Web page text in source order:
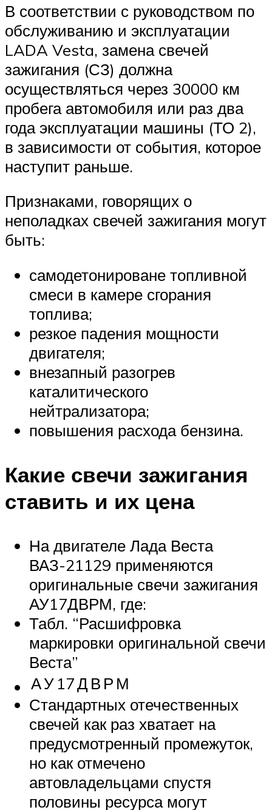
В соответствии с руководством по
обслуживанию и эксплуатации
LADA Vesta, замена свечей
зажигания (СЗ) должна
осуществляться через 30000 км
пробега автомобиля или раз два
года эксплуатации машины (ТО 2),
в зависимости от события, которое
наступит раньше.
Признаками, говорящих о
неполадках свечей зажигания могут
быть:
самодетонироване топливной
смеси в камере сгорания
топлива;
резкое падения мощности
двигателя;
внезапный разогрев
каталитического
нейтрализатора;
повышения расхода бензина.
Какие свечи зажигания
ставить и их цена
На двигателе Лада Веста
ВАЗ-21129 применяются
оригинальные свечи зажигания
АУ17ДВРМ, где:
Табл. “Расшифровка
маркировки оригинальной свечи
Веста”
АУ 17ДВ Р М
Стандартных отечественных
свечей как раз хватает на
предусмотренный промежуток,
но как отмечено
автовладельцами спустя
половины ресурса могут